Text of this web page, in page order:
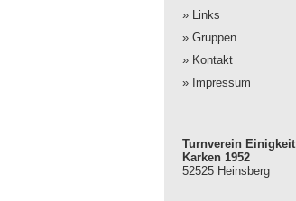
» Links
» Gruppen
» Kontakt
» Impressum
Turnverein Einigkeit
Karken 1952
52525 Heinsberg